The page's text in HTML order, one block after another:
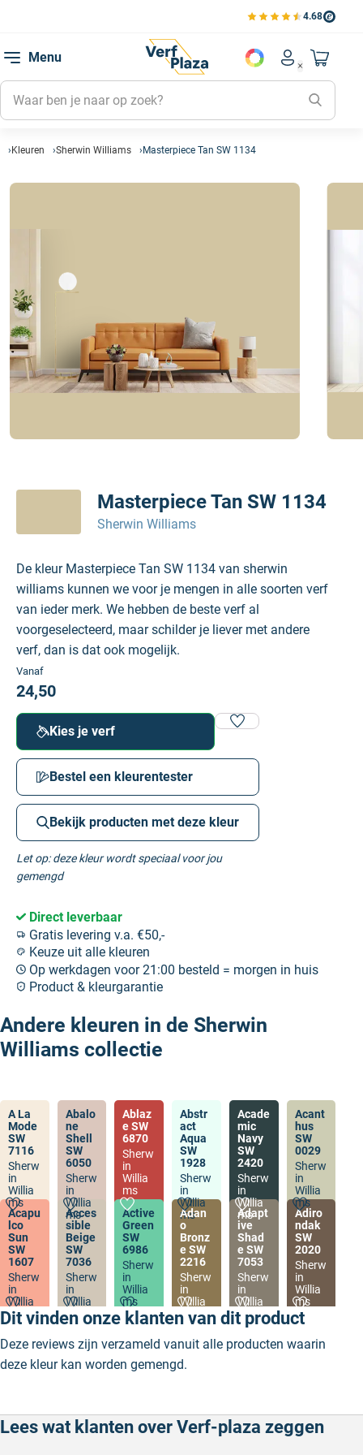
4.68
Bekijk de verfplaza
Menu
Account
Mijn
Naar
Kleuren Sherwin Williams Masterpiece Tan SW 1134
Masterpiece Tan SW 1134
Sherwin Williams
De kleur Masterpiece Tan SW 1134 van sherwin
williams kunnen we voor je mengen in alle soorten verf
van ieder merk. We hebben de beste verf al
voorgeselecteerd, maar schilder je liever met andere
verf, dan is dat ook mogelijk.
Vanaf
24,50
Kies je verf
Bestel een kleurentester
Bekijk producten met deze kleur
Let op: deze kleur wordt speciaal voor jou
gemengd
Direct leverbaar
Gratis levering v.a. €50,-
Keuze uit alle kleuren
Op werkdagen voor 21:00 besteld = morgen in huis
Product & kleurgarantie
Andere kleuren in de Sherwin
Williams collectie
A La
Mode
SW
7116
Sherw
in
Willia
ms
Abalo
ne
Shell
SW
6050
Sherw
in
Willia
ms
Ablaz
e SW
6870
Sherw
in
Willia
ms
Abstr
act
Aqua
SW
1928
Sherw
in
Willia
ms
Acade
mic
Navy
SW
2420
Sherw
in
Willia
ms
Acant
hus
SW
0029
Sherw
in
Willia
ms
Acapu
lco
Sun
SW
1607
Sherw
in
Willia
ms
Acces
sible
Beige
SW
7036
Sherw
in
Willia
ms
Active
Green
SW
6986
Sherw
in
Willia
ms
Adan
o
Bronz
e SW
2216
Sherw
in
Willia
ms
Adapt
ive
Shad
e SW
7053
Sherw
in
Willia
ms
Adiro
ndak
SW
2020
Sherw
in
Willia
ms
Dit vinden onze klanten van dit product
Deze reviews zijn verzameld vanuit alle producten waarin
deze kleur kan worden gemengd.
Lees wat klanten over Verf-plaza zeggen